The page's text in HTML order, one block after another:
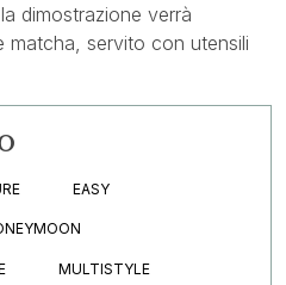
dimostrazione verrà
matcha, servito con utensili
EASY
MULTISTYLE